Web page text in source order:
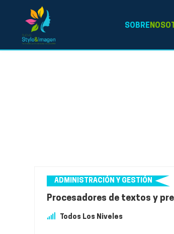
SOBRE
ADMINISTRACIÓN Y GESTIÓN
Procesadores de textos y
Todos Los Niveles